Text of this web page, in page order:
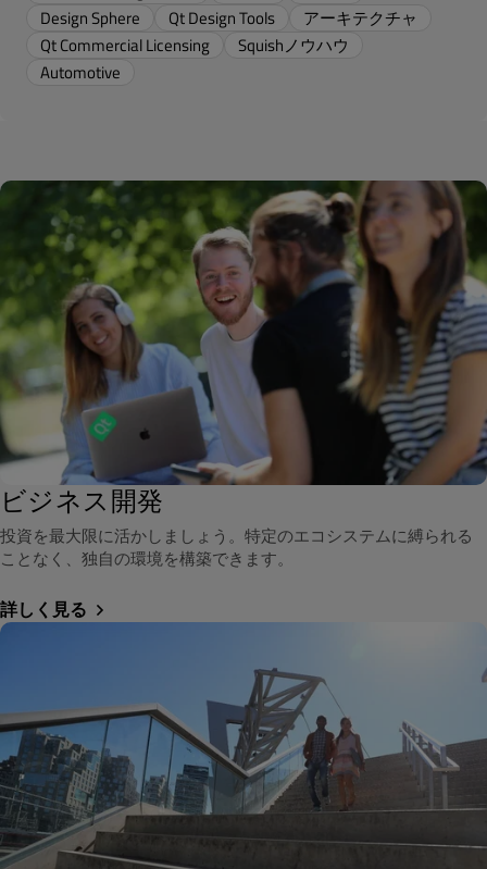
Design Sphere
Qt Design Tools
アーキテクチャ
Qt Commercial Licensing
Squishノウハウ
Automotive
ビジネス開発
投資を最大限に活かしましょう。特定のエコシステムに縛られる
ことなく、独自の環境を構築できます。
詳しく見る